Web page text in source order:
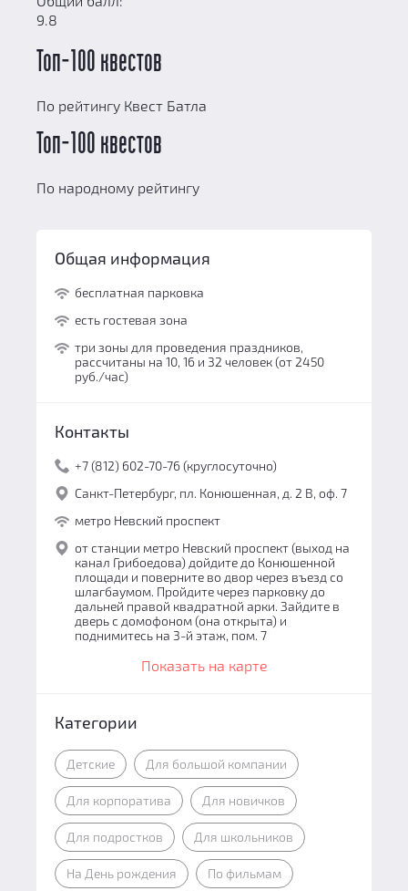
9.8
Топ-100 квестов
По рейтингу Квест Батла
Топ-100 квестов
По народному рейтингу
Общая информация
бесплатная парковка
есть гостевая зона
три зоны для проведения праздников,
рассчитаны на 10, 16 и 32 человек (от 2450
руб./час)
Контакты
+7 (812) 602-70-76 (круглосуточно)
Санкт-Петербург, пл. Конюшенная, д. 2 В, оф. 7
метро Невский проспект
от станции метро Невский проспект (выход на
канал Грибоедова) дойдите до Конюшенной
площади и поверните во двор через въезд со
шлагбаумом. Пройдите через парковку до
дальней правой квадратной арки. Зайдите в
дверь с домофоном (она открыта) и
поднимитесь на 3-й этаж, пом. 7
Показать на карте
Категории
Детские Для большой компании
Для корпоратива Для новичков
Для подростков Для школьников
На День рождения По фильмам